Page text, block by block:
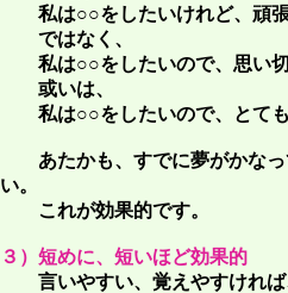
私は○○をしたいけれど、頑張
ではなく、
私は○○をしたいので、思い切
或いは、
私は○○をしたいので、とても
あたかも、すでに夢がかなっ
い。
これが効果的です。
３）短めに、短いほど効果的
言いやすい、覚えやすければ